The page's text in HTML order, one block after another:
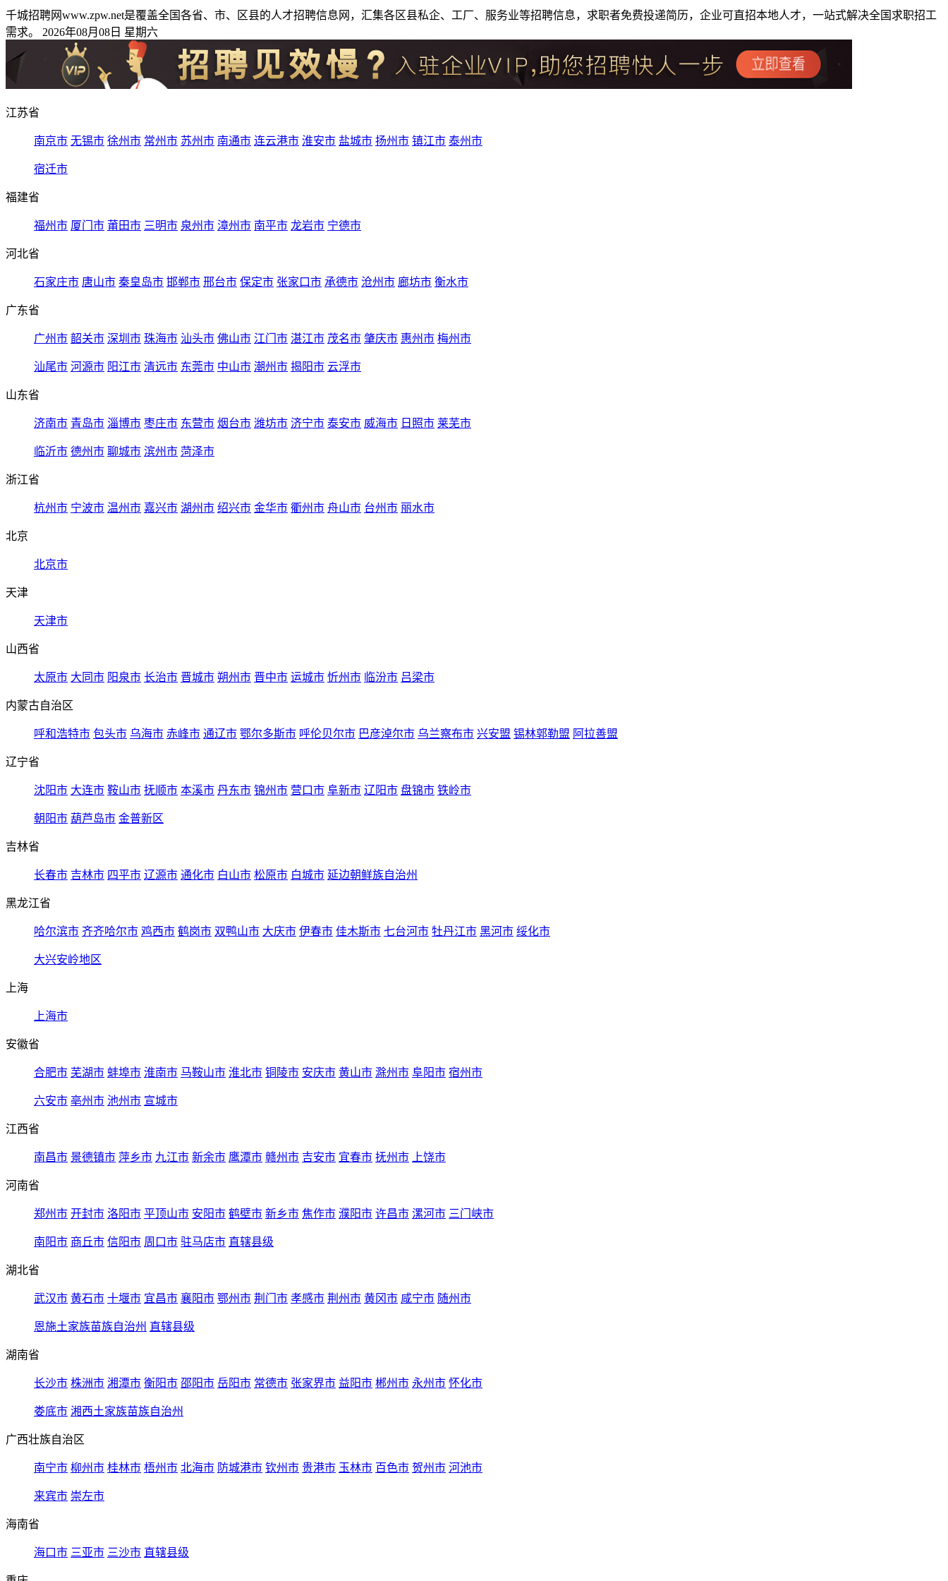
千城招聘网www.zpw.net是覆盖全国各省、市、区县的人才招聘信息网，汇集各区县私企、工厂、服务业等招聘信息，求职者免费投递简历，企业可直招本地人才，一站式解决全国求职招工
需求。 2026年08月08日 星期六
江苏省
南京市 无锡市 徐州市 常州市 苏州市 南通市 连云港市 淮安市 盐城市 扬州市 镇江市 泰州市
宿迁市
福建省
福州市 厦门市 莆田市 三明市 泉州市 漳州市 南平市 龙岩市 宁德市
河北省
石家庄市 唐山市 秦皇岛市 邯郸市 邢台市 保定市 张家口市 承德市 沧州市 廊坊市 衡水市
广东省
广州市 韶关市 深圳市 珠海市 汕头市 佛山市 江门市 湛江市 茂名市 肇庆市 惠州市 梅州市
汕尾市 河源市 阳江市 清远市 东莞市 中山市 潮州市 揭阳市 云浮市
山东省
济南市 青岛市 淄博市 枣庄市 东营市 烟台市 潍坊市 济宁市 泰安市 威海市 日照市 莱芜市
临沂市 德州市 聊城市 滨州市 菏泽市
浙江省
杭州市 宁波市 温州市 嘉兴市 湖州市 绍兴市 金华市 衢州市 舟山市 台州市 丽水市
北京
北京市
天津
天津市
山西省
太原市 大同市 阳泉市 长治市 晋城市 朔州市 晋中市 运城市 忻州市 临汾市 吕梁市
内蒙古自治区
呼和浩特市 包头市 乌海市 赤峰市 通辽市 鄂尔多斯市 呼伦贝尔市 巴彦淖尔市 乌兰察布市 兴安盟 锡林郭勒盟 阿拉善盟
辽宁省
沈阳市 大连市 鞍山市 抚顺市 本溪市 丹东市 锦州市 营口市 阜新市 辽阳市 盘锦市 铁岭市
朝阳市 葫芦岛市 金普新区
吉林省
长春市 吉林市 四平市 辽源市 通化市 白山市 松原市 白城市 延边朝鲜族自治州
黑龙江省
哈尔滨市 齐齐哈尔市 鸡西市 鹤岗市 双鸭山市 大庆市 伊春市 佳木斯市 七台河市 牡丹江市 黑河市 绥化市
大兴安岭地区
上海
上海市
安徽省
合肥市 芜湖市 蚌埠市 淮南市 马鞍山市 淮北市 铜陵市 安庆市 黄山市 滁州市 阜阳市 宿州市
六安市 亳州市 池州市 宣城市
江西省
南昌市 景德镇市 萍乡市 九江市 新余市 鹰潭市 赣州市 吉安市 宜春市 抚州市 上饶市
河南省
郑州市 开封市 洛阳市 平顶山市 安阳市 鹤壁市 新乡市 焦作市 濮阳市 许昌市 漯河市 三门峡市
南阳市 商丘市 信阳市 周口市 驻马店市 直辖县级
湖北省
武汉市 黄石市 十堰市 宜昌市 襄阳市 鄂州市 荆门市 孝感市 荆州市 黄冈市 咸宁市 随州市
恩施土家族苗族自治州 直辖县级
湖南省
长沙市 株洲市 湘潭市 衡阳市 邵阳市 岳阳市 常德市 张家界市 益阳市 郴州市 永州市 怀化市
娄底市 湘西土家族苗族自治州
广西壮族自治区
南宁市 柳州市 桂林市 梧州市 北海市 防城港市 钦州市 贵港市 玉林市 百色市 贺州市 河池市
来宾市 崇左市
海南省
海口市 三亚市 三沙市 直辖县级